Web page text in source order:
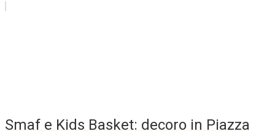
Smaf e Kids Basket: decoro in Piazza